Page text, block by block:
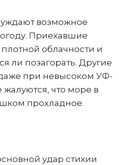
возможное
Приехавшие
облачности и
ли позагорать. Другие
при невысоком УФ-
что море в
прохладное.
удар стихии